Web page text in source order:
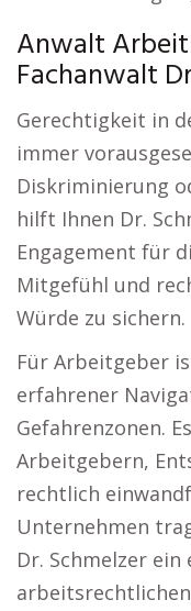
Anwalt
Fachanwalt
Gerechtigkeit in
immer
Diskriminierung
hilft Ihnen Dr.
Engagement für
Mitgefühl und
Würde zu sichern.
Für Arbeitgeber
erfahrener
Gefahrenzonen.
Arbeitgebern,
rechtlich
Unternehmen
Dr. Schmelzer